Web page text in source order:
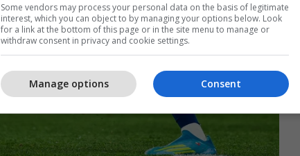
Some vendors may process your personal data on the basis of legitimate
interest, which you can object to by managing your options below. Look
for a link at the bottom of this page or in the site menu to manage or
withdraw consent in privacy and cookie settings.
Consent
Manage options